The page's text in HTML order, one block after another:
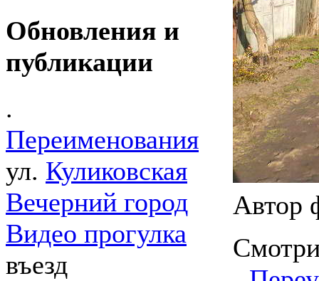
Обновления и
публикации
.
Переименования
ул. Куликовская
Вечерний город
Видео прогулка
въезд
Автор